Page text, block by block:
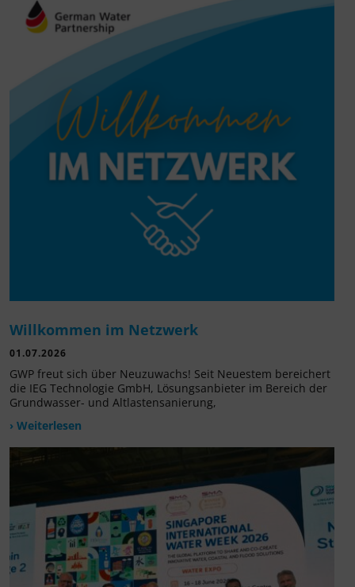
Willkommen im Netzwerk
01.07.2026
GWP freut sich über Neuzuwachs! Seit Neuestem bereichert
die IEG Technologie GmbH, Lösungsanbieter im Bereich der
Grundwasser- und Altlastensanierung,
› Weiterlesen